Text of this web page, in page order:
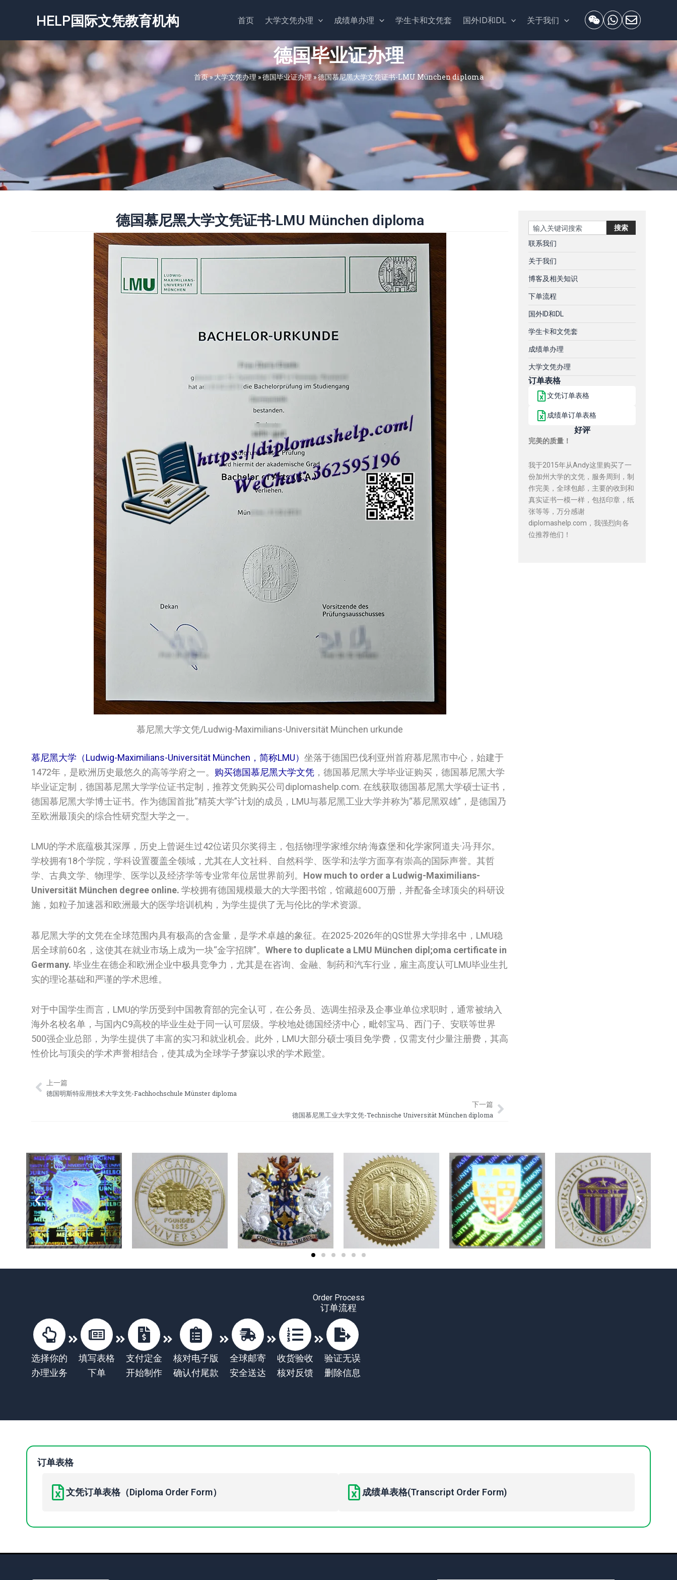
容
HELP国际文凭教育机构 首页 大学文凭办理 成绩单办理 学生卡和文凭套 国外ID和DL 关于我们
德国毕业证办理
首页»大学文凭办理 »德国毕业证办理 »德国慕尼黑大学文凭证书-LMU München diploma
德国慕尼黑大学文凭证书-LMU München diploma
慕尼黑大学文凭/Ludwig-Maximilians-Universität München urkunde
慕尼黑大学（Ludwig-Maximilians-Universität München，简称LMU） 坐落于德国巴伐利亚州首府慕尼黑市中心，始建于
1472年，是欧洲历史最悠久的高等学府之一。 购买德国慕尼黑大学文凭 ，德国慕尼黑大学毕业证购买，德国慕尼黑大学
毕业证定制，德国慕尼黑大学学位证书定制，推荐文凭购买公司diplomashelp.com. 在线获取德国慕尼黑大学硕士证书，
德国慕尼黑大学博士证书。作为德国首批“精英大学”计划的成员，LMU与慕尼黑工业大学并称为“慕尼黑双雄”，是德国乃
至欧洲最顶尖的综合性研究型大学之一。
LMU的学术底蕴极其深厚，历史上曾诞生过42位诺贝尔奖得主，包括物理学家维尔纳·海森堡和化学家阿道夫·冯·拜尔。
学校拥有18个学院，学科设置覆盖全领域，尤其在人文社科、自然科学、医学和法学方面享有崇高的国际声誉。其哲
学、古典文学、物理学、医学以及经济学等专业常年位居世界前列。 How much to order a Ludwig-Maximilians-
Universität München degree online. 学校拥有德国规模最大的大学图书馆，馆藏超600万册，并配备全球顶尖的科研设
施，如粒子加速器和欧洲最大的医学培训机构，为学生提供了无与伦比的学术资源。
慕尼黑大学的文凭在全球范围内具有极高的含金量，是学术卓越的象征。在2025-2026年的QS世界大学排名中，LMU稳
居全球前60名，这使其在就业市场上成为一块“金字招牌”。 Where to duplicate a LMU München dipl;oma certificate in
Germany. 毕业生在德企和欧洲企业中极具竞争力，尤其是在咨询、金融、制药和汽车行业，雇主高度认可LMU毕业生扎
实的理论基础和严谨的学术思维。
对于中国学生而言，LMU的学历受到中国教育部的完全认可，在公务员、选调生招录及企事业单位求职时，通常被纳入
海外名校名单，与国内C9高校的毕业生处于同一认可层级。学校地处德国经济中心，毗邻宝马、西门子、安联等世界
500强企业总部，为学生提供了丰富的实习和就业机会。此外，LMU大部分硕士项目免学费，仅需支付少量注册费，其高
性价比与顶尖的学术声誉相结合，使其成为全球学子梦寐以求的学术殿堂。
Prev
上一篇
德国明斯特应用技术大学文凭-Fachhochschule Münster diploma
下一篇
德国慕尼黑工业大学文凭-Technische Universität München diploma
Search 搜索
联系我们
关于我们
博客及相关知识
下单流程
国外ID和DL
学生卡和文凭套
成绩单办理
大学文凭办理
订单表格
文凭订单表格
成绩单订单表格
好评
完美的质量！
我于2015年从Andy这里购买了一
份加州大学的文凭，服务周到，制
作完美，全球包邮，主要的收到和
真实证书一模一样，包括印章，纸
张等等，万分感谢
diplomashelp.com，我强烈向各
位推荐他们！
Order Process
订单流程
选择你的
办理业务
填写表格
下单
支付定金
开始制作
核对电子版
确认付尾款
全球邮寄
安全送达
收货验收
核对反馈
验证无误
删除信息
订单表格
文凭订单表格（Diploma Order Form） 成绩单表格(Transcript Order Form)